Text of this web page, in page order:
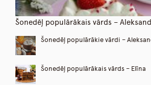
Šonedēļ populārākais vārds –
Šonedēļ populārākie vārdi –
Šonedēļ populārākais vārds – Elīna